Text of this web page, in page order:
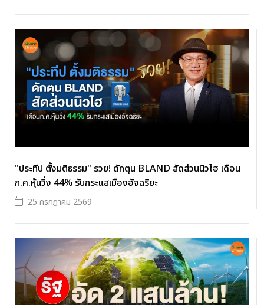
"ประทีป ตั้งมติธรรม" รวย! ดักตุน BLAND สัดส่วนนิวไฮ เดือน
ก.ค.หุ้นวิ่ง 44% รับกระแสเมืองอัจฉริยะ
25 กรกฎาคม 2569